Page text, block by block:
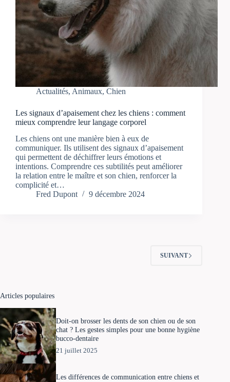
Actualités, Animaux, Chien
Les signaux d’apaisement chez les chiens : comment
mieux comprendre leur langage corporel
Les chiens ont une manière bien à eux de
communiquer. Ils utilisent des signaux d’apaisement
qui permettent de déchiffrer leurs émotions et
intentions. Comprendre ces subtilités peut améliorer
la relation entre le maître et son chien, renforcer la
complicité et…
Fred Dupont
9 décembre 2024
SUIVANT
Articles populaires
Doit-on brosser les dents de son chien ou de son
chat ? Les gestes simples pour une bonne hygiène
bucco-dentaire
21 juillet 2025
Les différences de communication entre chiens et